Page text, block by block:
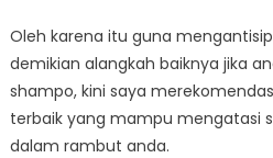
Oleh karena itu guna
demikian alangkah baiknya jika
shampo, kini saya
terbaik yang mampu mengatasi
dalam rambut anda.